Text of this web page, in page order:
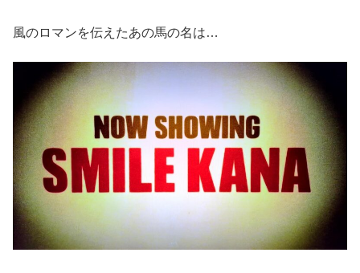
風のロマンを伝えたあの馬の名は…